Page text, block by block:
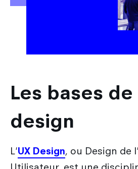
Les bases de
design
L'UX Design, ou Design de